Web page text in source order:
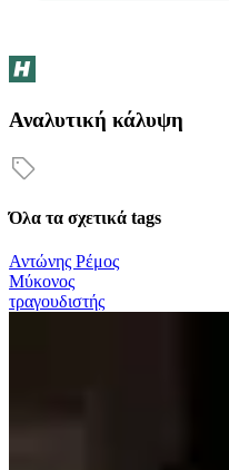
Αναλυτική κάλυψη
Όλα τα σχετικά tags
Αντώνης Ρέμος
Μύκονος
τραγουδιστής